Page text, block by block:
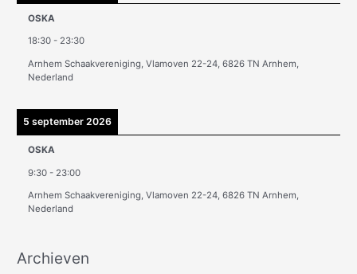
OSKA
18:30 - 23:30
Arnhem Schaakvereniging, Vlamoven 22-24, 6826 TN Arnhem,
Nederland
5 september 2026
OSKA
9:30 - 23:00
Arnhem Schaakvereniging, Vlamoven 22-24, 6826 TN Arnhem,
Nederland
Archieven